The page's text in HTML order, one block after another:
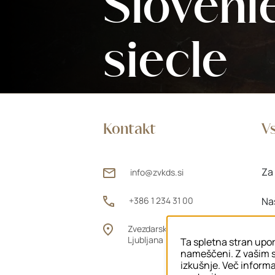
siecle
Kontakt
info@zvkds.si
+386 1 234 31 00
Zvezdarska ulica 1, 1000
Ljubljana
Ta spletna stran
nameščeni. Z vašim
izkušnje. Več